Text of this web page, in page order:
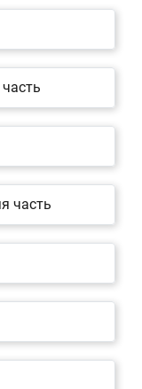
часть